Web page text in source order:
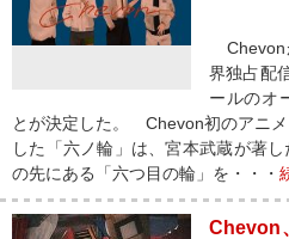
Chevon
界独占配
ールのオ
とが決定した。 Chevon初のアニ
した「六ノ輪」は、宮本武蔵が著
の先にある「六つ目の輪」を・・・
Chevon